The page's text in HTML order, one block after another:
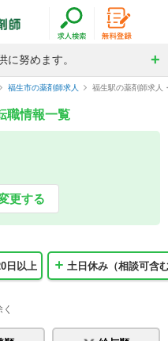
に努めます。
福生市の薬剤師求人 福生駅の薬剤師求人
職情報一覧
更する
日以上 土日休み（相談可含